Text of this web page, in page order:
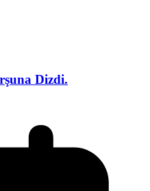
Dizdi.